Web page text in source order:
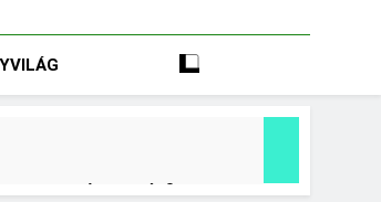
magas vérnyomás?